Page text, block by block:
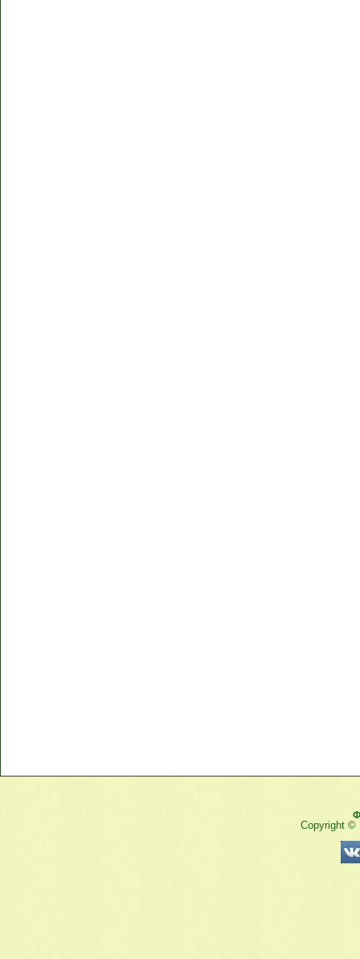
Copyright ©